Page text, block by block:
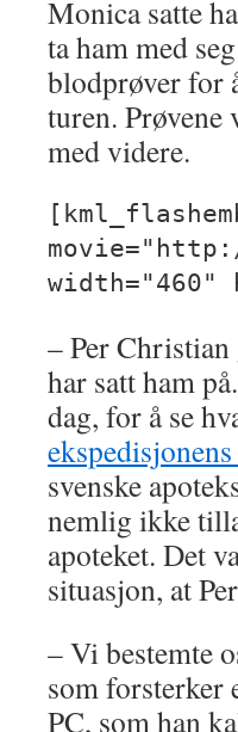
Monica satte
ta ham med
blodprøver for
turen. Prøvene
med videre.
width="460"
– Per
har satt ham
dag, for å se
svenske
nemlig ikke
apoteket. Det
situasjon, at
– Vi bestemte
som forsterker
PC, som han